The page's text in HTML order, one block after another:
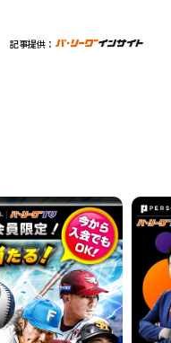
記事提供：